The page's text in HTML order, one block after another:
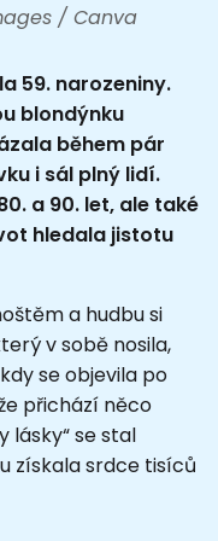
/ Canva
59. narozeniny.
blondýnku
během pár
i sál plný lidí.
a 90. let, ale také
hledala jistotu
a hudbu si
v sobě nosila,
se objevila po
přichází něco
lásky“ se stal
získala srdce tisíců